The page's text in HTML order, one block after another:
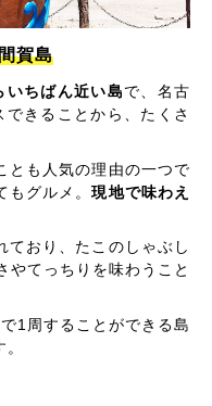
賀島
いちばん近い島で、名古
きることから、たくさ
とも人気の理由の一つで
もグルメ。現地で味わえ
ており、たこのしゃぶし
やてっちりを味わうこと
1周することができる島